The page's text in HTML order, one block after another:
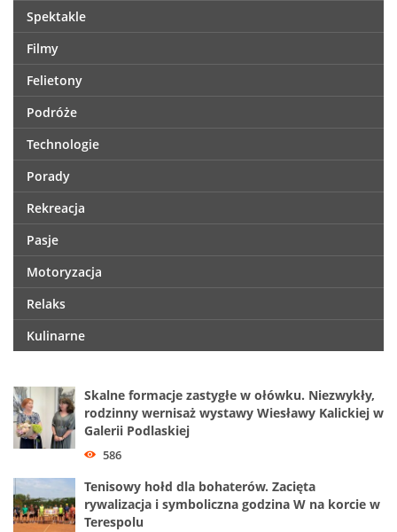
Spektakle
Filmy
Felietony
Podróże
Technologie
Porady
Rekreacja
Pasje
Motoryzacja
Relaks
Kulinarne
Skalne formacje zastygłe w ołówku. Niezwykły,
rodzinny wernisaż wystawy Wiesławy Kalickiej w
Galerii Podlaskiej
586
Tenisowy hołd dla bohaterów. Zacięta
rywalizacja i symboliczna godzina W na korcie w
Terespolu